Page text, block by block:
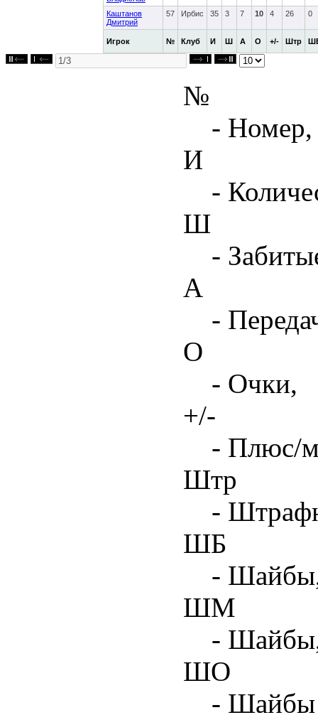
Игрок № Клуб И Ш А О +/- Штр
Каштанов
Дмитрий
57 Ирбис 35 3 7 10 4 26 0
№
- Номер,
И
-
Ш
-
А
-
О
- Очки,
+/-
- Плюс/
Штр
-
ШБ
- Шайбы,
ШМ
- Шайбы,
ШО
- Шайбы